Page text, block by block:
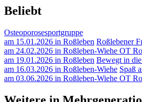
Beliebt
Osteoporosesportgruppe
am 15.01.2026 in Roßleben Roßlebener
am 24.02.2026 in Roßleben-Wiehe OT
am 19.01.2026 in Roßleben Bewegt in
am 16.03.2026 in Roßleben-Wiehe Spaß
am 03.06.2026 in Roßleben-Wiehe OT